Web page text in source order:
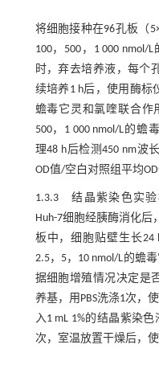
将细胞接种在96孔板（
100，500，1 000 nmol/
时，弃去培养液，每个
续培养1 h后，使用酶标
蟾毒它灵和氯喹联合作
500，1 000 nmol/L的蟾
理48 h后检测450 nm波
OD值/空白对照组平均OD
1.3.3 结晶紫染色实验
Huh-7细胞经胰酶消化后
板中，细胞贴壁生长24
2.5，5，10 nmol/L的蟾
据细胞增殖情况决定是
养基，用PBS洗涤1次，
入1 mL 1%的结晶紫染
次，室温放置干燥后，